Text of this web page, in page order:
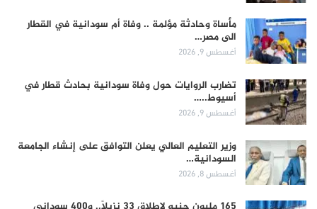
مأساة وحادثة مؤلمة .. وفاة أم سودانية في القطار
الى مصر…
أغسطس 9, 2026
تضارب الروايات حول وفاة سودانية بحادث قطار في
أسيوط..…
أغسطس 9, 2026
وزير التعليم العالي يعلن التوافق على إنشاء الجامعة
السودانية…
أغسطس 8, 2026